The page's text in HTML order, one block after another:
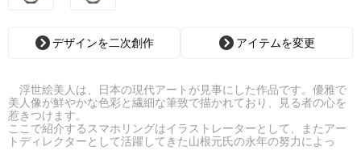
デザインを二次創作 アイテムを変更
浮世絵美人は、日本の現代アートが見事にした作品です。優雅で
美人像が鮮やかな色彩と繊細な筆致で描かれており、見る者の心を
惹きつけます。
ここで紹介するスマホリングはイラストレーターとして、またアー
トディレクターとして活躍してきた山根元氏の永年の努力によっ